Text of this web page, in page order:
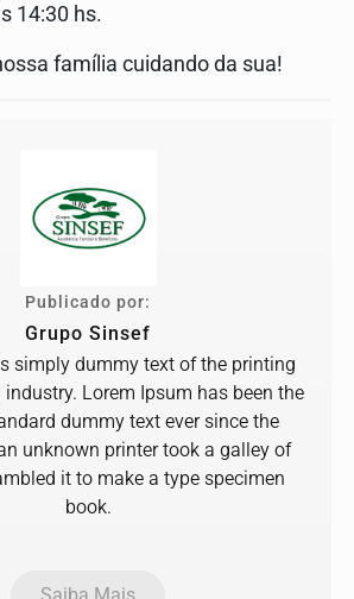
14:30 hs.
família cuidando da sua!
Publicado por:
Grupo Sinsef
simply dummy text of the printing
Lorem Ipsum has been the
dummy text ever since the
unknown printer took a galley of
it to make a type specimen
book.